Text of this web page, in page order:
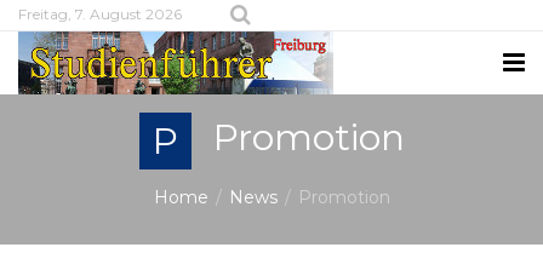
Freitag, 7. August 2026
P Promotion
Home News Promotion